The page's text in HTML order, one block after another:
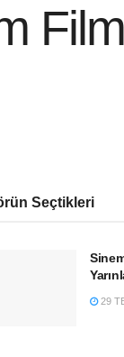
Seçtikleri
29